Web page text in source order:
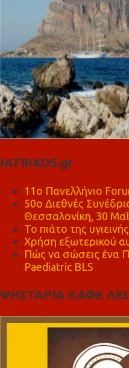
IATRIKOS.gr
11ο Πανελλήνιο
50ο Διεθνές
Θεσσαλονίκη, 30
Το πιάτο της
Χρήση εξωτερικού
Πώς να σώσεις ένα
Paediatric BLS
ΨΗΣΤΑΡΙΑ ΚΑΦΕ